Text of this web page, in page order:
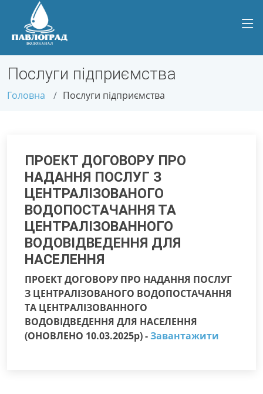
Послуги підприємства
Головна Послуги підприємства
ПРОЕКТ ДОГОВОРУ ПРО
НАДАННЯ ПОСЛУГ З
ЦЕНТРАЛІЗОВАНОГО
ВОДОПОСТАЧАННЯ ТА
ЦЕНТРАЛІЗОВАННОГО
ВОДОВІДВЕДЕННЯ ДЛЯ
НАСЕЛЕННЯ
ПРОЕКТ ДОГОВОРУ ПРО НАДАННЯ ПОСЛУГ
З ЦЕНТРАЛІЗОВАНОГО ВОДОПОСТАЧАННЯ
ТА ЦЕНТРАЛІЗОВАННОГО
ВОДОВІДВЕДЕННЯ ДЛЯ НАСЕЛЕННЯ
(ОНОВЛЕНО 10.03.2025р) -Завантажити